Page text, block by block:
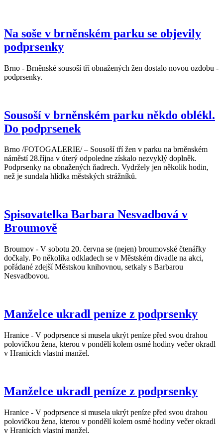
Na soše v brněnském parku se objevily
podprsenky
Brno - Brněnské sousoší tří obnažených žen dostalo novou ozdobu -
podprsenky.
Sousoší v brněnském parku někdo oblékl.
Do podprsenek
Brno /FOTOGALERIE/ – Sousoší tří žen v parku na brněnském
náměstí 28.října v úterý odpoledne získalo nezvyklý doplněk.
Podprsenky na obnažených ňadrech. Vydržely jen několik hodin,
než je sundala hlídka městských strážníků.
Spisovatelka Barbara Nesvadbová v
Broumově
Broumov - V sobotu 20. června se (nejen) broumovské čtenářky
dočkaly. Po několika odkladech se v Městském divadle na akci,
pořádané zdejší Městskou knihovnou, setkaly s Barbarou
Nesvadbovou.
Manželce ukradl peníze z podprsenky
Hranice - V podprsence si musela ukrýt peníze před svou drahou
polovičkou žena, kterou v pondělí kolem osmé hodiny večer okradl
v Hranicích vlastní manžel.
Manželce ukradl peníze z podprsenky
Hranice - V podprsence si musela ukrýt peníze před svou drahou
polovičkou žena, kterou v pondělí kolem osmé hodiny večer okradl
v Hranicích vlastní manžel.